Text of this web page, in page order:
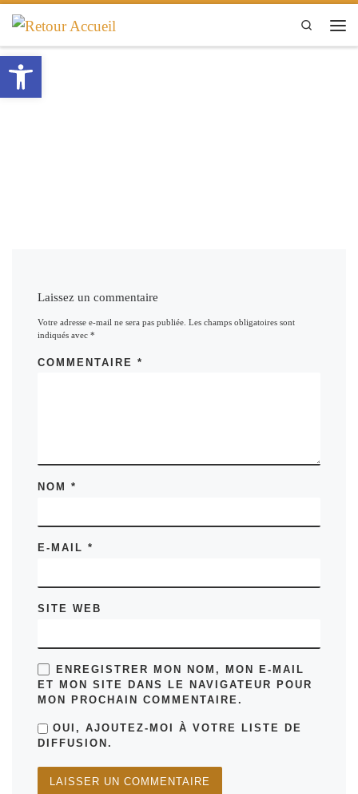
Passer au contenu
Search
Laissez un commentaire
Votre adresse e-mail ne sera pas publiée. Les champs obligatoires sont
indiqués avec*
COMMENTAIRE*
NOM*
E-MAIL*
SITE WEB
ENREGISTRER MON NOM, MON E-MAIL
ET MON SITE DANS LE NAVIGATEUR POUR
MON PROCHAIN COMMENTAIRE.
OUI, AJOUTEZ-MOI À VOTRE LISTE DE
DIFFUSION.
Ouvrir la barre d’outils